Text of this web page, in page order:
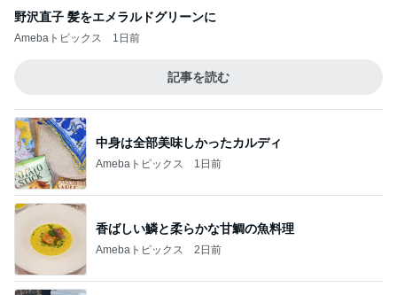
野沢直子 髪をエメラルドグリーンに
Amebaトピックス 1日前
記事を読む
中身は全部美味しかったカルディ
Amebaトピックス 1日前
香ばしい鱗と柔らかな甘鯛の魚料理
Amebaトピックス 2日前